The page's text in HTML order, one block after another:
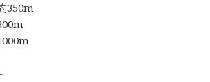
350m